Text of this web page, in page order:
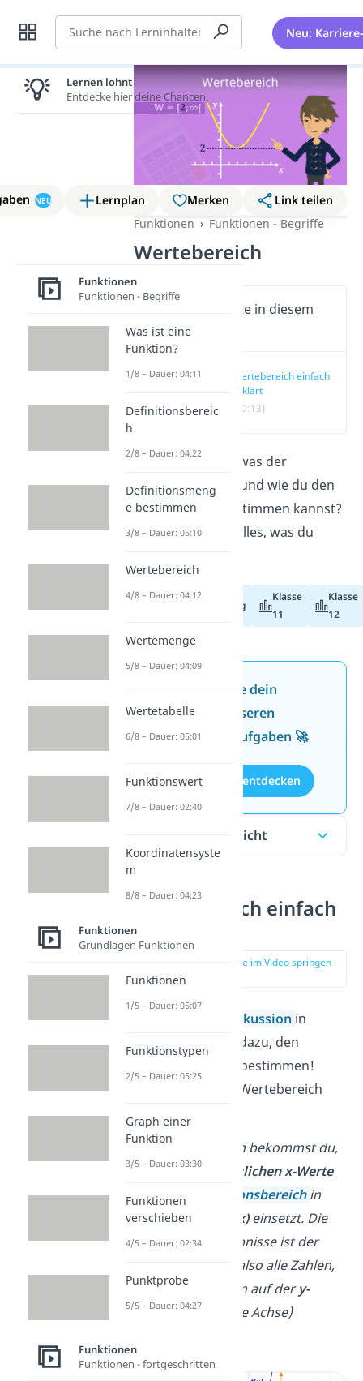
Suche Neu:
NEU Lernplan Merken
Link teilen
Funktionen
Funktionen - Begriffe
Wertebereich
Wichtige Inhalte in diesem
Video
Wertebereich einfach
erklärt
(00:13)
Du willst wissen, was der
Wertebereich
ist und wie du den
Wertebereich bestimmen kannst?
Hiererfährst du alles, was du
Abiturvorbereitung
Klasse
11
Klasse
12
Jetzt neu: Teste dein
Wissen mit unseren
kostenlosen Aufgaben 🚀
Aufgaben entdecken
Inhaltsübersicht
Wertebereich einfach
erklärt
zur Stelle im Video springen
Kurvendiskussion in
Mathe gehört es dazu, den
zu bestimmen!
Doch was ist der Wertebereich
eigentlich?
Den Wertebereich bekommst du,
wenn du alle
möglichen x-Werte
aus dem
Definitionsbereichin
deine Funktion
f(x)einsetzt. Die
Summe der Ergebnisse ist der
— also alle Zahlen,
die deine Funktion auf dery-
Achse(senkrechte Achse)
Lernen lohnt sich!
Entdecke hier deine Chancen.
Funktionen
Funktionen - Begriffe
Was ist eine
Funktion?
1/8 – Dauer: 04:11
Definitionsbereic
h
2/8 – Dauer: 04:22
Definitionsmeng
e bestimmen
3/8 – Dauer: 05:10
Wertebereich
4/8 – Dauer: 04:12
Wertemenge
5/8 – Dauer: 04:09
Wertetabelle
6/8 – Dauer: 05:01
Funktionswert
7/8 – Dauer: 02:40
Koordinatensyste
m
8/8 – Dauer: 04:23
Funktionen
Grundlagen Funktionen
Funktionen
1/5 – Dauer: 05:07
Funktionstypen
2/5 – Dauer: 05:25
Graph einer
Funktion
3/5 – Dauer: 03:30
Funktionen
verschieben
4/5 – Dauer: 02:34
Punktprobe
5/5 – Dauer: 04:27
Funktionen
Funktionen - fortgeschritten